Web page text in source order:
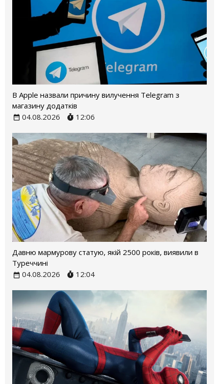
В Apple назвали причину вилучення Telegram з
магазину додатків
04.08.2026
12:06
Давню мармурову статую, якій 2500 років, виявили в
Туреччині
04.08.2026
12:04